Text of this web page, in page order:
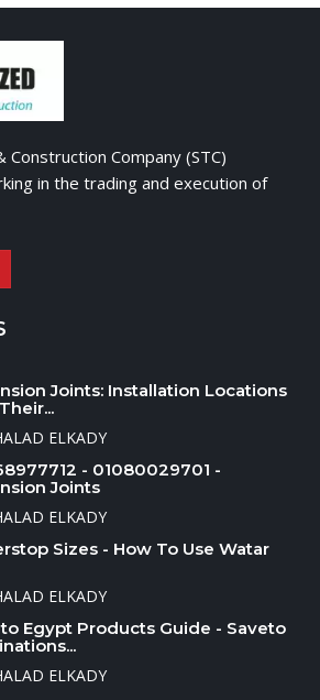
Construction Company (STC)
in the trading and execution of
Joints: Installation Locations
ELKADY
- 01080029701 -
Joints
ELKADY
Sizes - How To Use Watar
ELKADY
Egypt Products Guide - Saveto
ELKADY